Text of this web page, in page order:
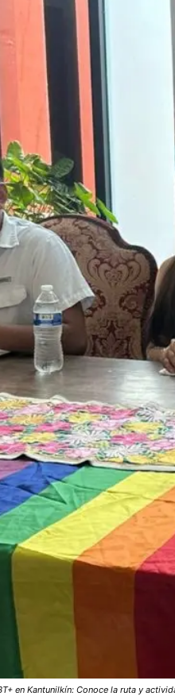
en Kantunilkín: Conoce la ruta y